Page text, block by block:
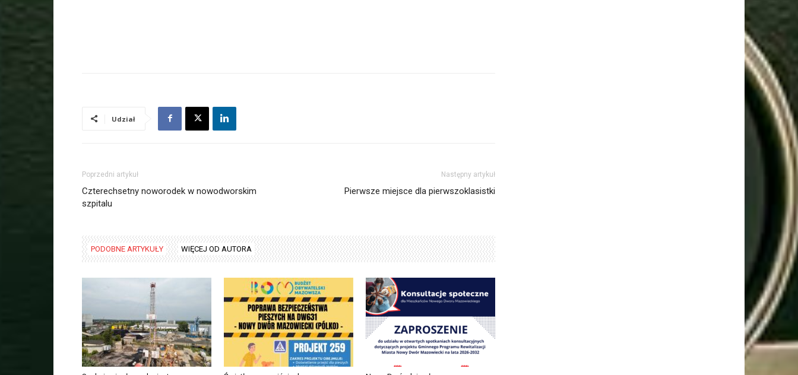
Udział
Poprzedni artykuł
Czterechsetny noworodek w nowodworskim
szpitalu
Następny artykuł
Pierwsze miejsce dla pierwszoklasistki
PODOBNE ARTYKUŁY WIĘCEJ OD AUTORA